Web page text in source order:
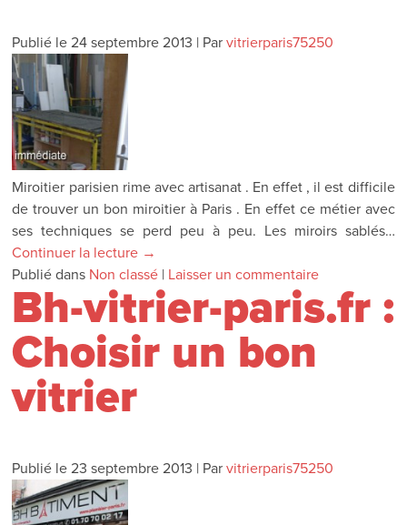
Publié le 24 septembre 2013 | Par vitrierparis75250
Miroitier parisien rime avec artisanat . En effet , il est difficile
de trouver un bon miroitier à Paris . En effet ce métier avec
ses techniques se perd peu à peu. Les miroirs sablés…
Continuer la lecture →
Publié dans Non classé | Laisser un commentaire
Bh-vitrier-paris.fr :
Choisir un bon
vitrier
Publié le 23 septembre 2013 | Par vitrierparis75250